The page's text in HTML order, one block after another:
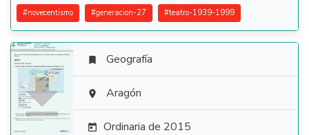
#novecentismo #generacion-27 #teatro-1939-1999

 Geografía
 Aragón
 Ordinaria de 2015